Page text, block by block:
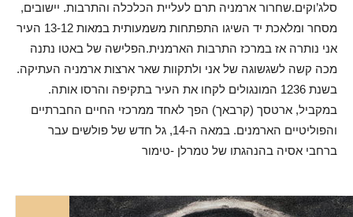
סלג’וקים.שחרור ארמניה תרם לעליית הכלכלה והתרבות. יישובים,
מסחר ומלאכת יד השיגו התפתחות משמעותית במאות 13-12 העיר
אני נותרה אז במרכז התרבות הארמנית.הפלישה של באטו נתנה
מכה קשה לשגשוגה של אני ולתקוות שאר ארצות ארמניה העתיקה.
בשנת 1236 המונגולים לקחו את העיר בתקיפה והרסו אותה.
במקביל, ארטסך (קרבאך) הפך לאחד ממרכזי החיים החברתיים
והפוליטיים הארמנים. במאה ה-14, גל חדש של פולשים עבר
ברחבי אסיה בהנהגתו של טמרלן -טימור